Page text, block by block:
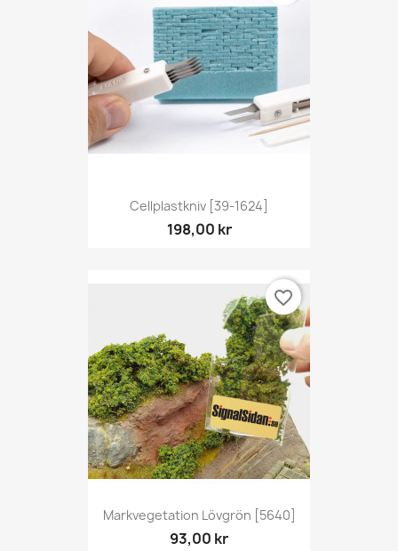
Cellplastkniv [39-1624]
198,00 kr
Markvegetation Lövgrön [5640]
93,00 kr
favorite_border